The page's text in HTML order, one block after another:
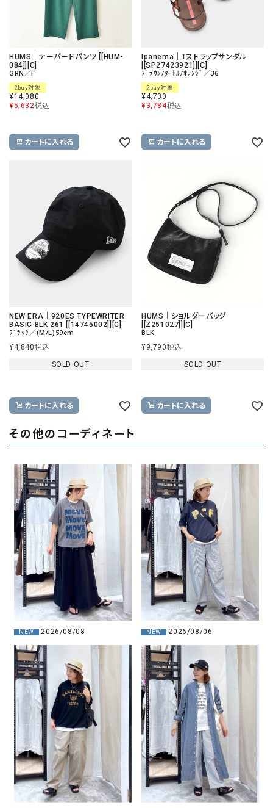
HUMS｜テーパードパンツ [[HUM-
084]][C]
GRN／F
2buy対象
¥14,080
¥5,632税込
カートに入れる
Ipanema｜Tストラップサンダル
[[SP27423921]][C]
ﾌﾞﾗｳﾝ/ﾀｰﾄﾙ/ｵﾚﾝｼﾞ／36
2buy対象
¥4,730
¥3,784税込
カートに入れる
NEW ERA｜920ES TYPEWRITER
BASIC BLK 261 [[14745002]][C]
ﾌﾞﾗｯｸ／(M/L)59cm
¥4,840税込
SOLD OUT
カートに入れる
HUMS｜ショルダーバッグ
[[Z251027]][C]
BLK
¥9,790税込
SOLD OUT
カートに入れる
その他のコーディネート
NEW 2026/08/08 NEW 2026/08/06